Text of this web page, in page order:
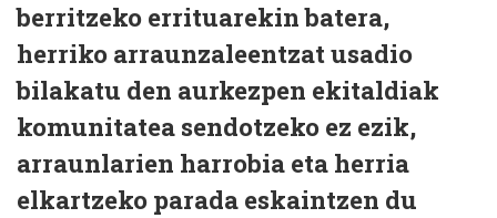
berritzeko errituarekin batera,
herriko arraunzaleentzat usadio
bilakatu den aurkezpen ekitaldiak
komunitatea sendotzeko ez ezik,
arraunlarien harrobia eta herria
elkartzeko parada eskaintzen du